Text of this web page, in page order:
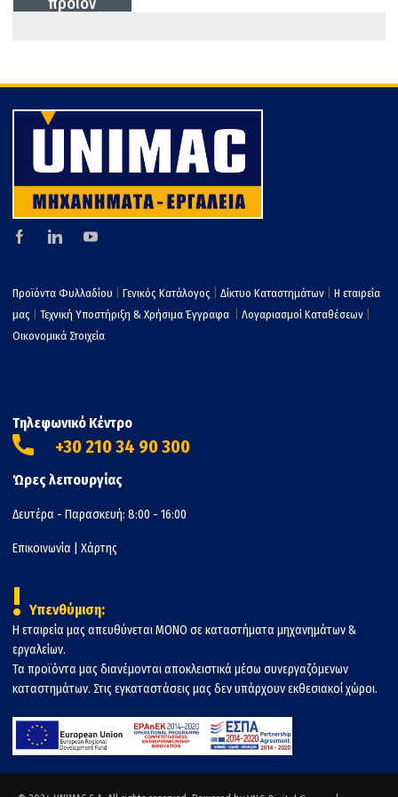
o
προϊον
Προϊόντα Φυλλαδίου Γενικός Κατάλογος Δίκτυο Καταστημάτων
Η εταιρεία
μας
Τεχνική Υποστήριξη & Χρήσιμα Έγγραφα Λογαριασμοί Καταθέσεων
Οικονομικά Στοιχεία
Τηλεφωνικό Κέντρο
+30 210 34 90 300
Ώρες λειτουργίας
Δευτέρα - Παρασκευή: 8:00 - 16:00
Επικοινωνία Χάρτης
! Υπενθύμιση:
Η εταιρεία μας απευθύνεται ΜΟΝΟ σε καταστήματα μηχανημάτων &
εργαλείων.
Τα προϊόντα μας διανέμονται αποκλειστικά μέσω συνεργαζόμενων
καταστημάτων. Στις εγκαταστάσεις μας δεν υπάρχουν εκθεσιακοί χώροι.